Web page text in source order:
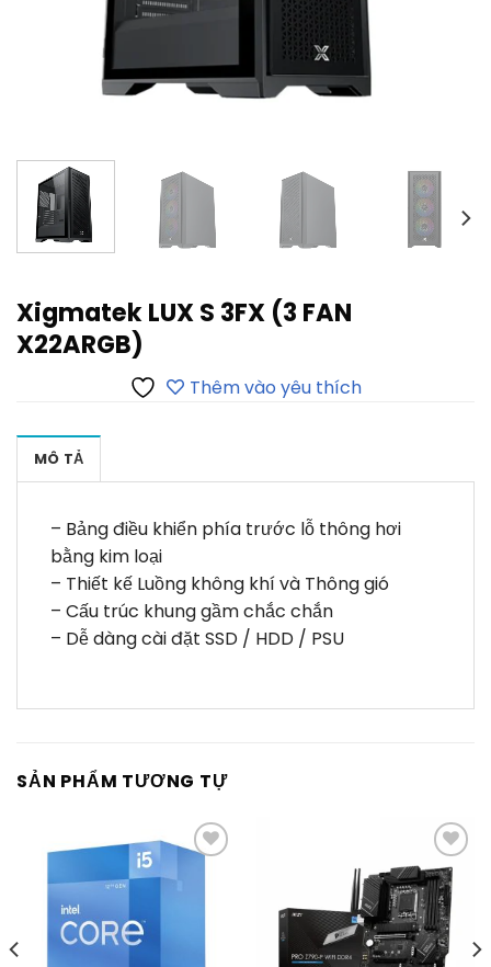
Xigmatek LUX S 3FX (3 FAN
X22ARGB)
Thêm vào yêu thích
MÔ TẢ
– Bảng điều khiển phía trước lỗ thông hơi
bằng kim loại
– Thiết kế Luồng không khí và Thông gió
– Cấu trúc khung gầm chắc chắn
– Dễ dàng cài đặt SSD / HDD / PSU
SẢN PHẨM TƯƠNG TỰ
Thêm
vào
yêu
thích